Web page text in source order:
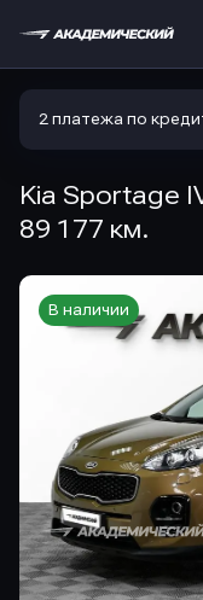
2 платежа по
Kia Sportage
89 177 км.
В наличии